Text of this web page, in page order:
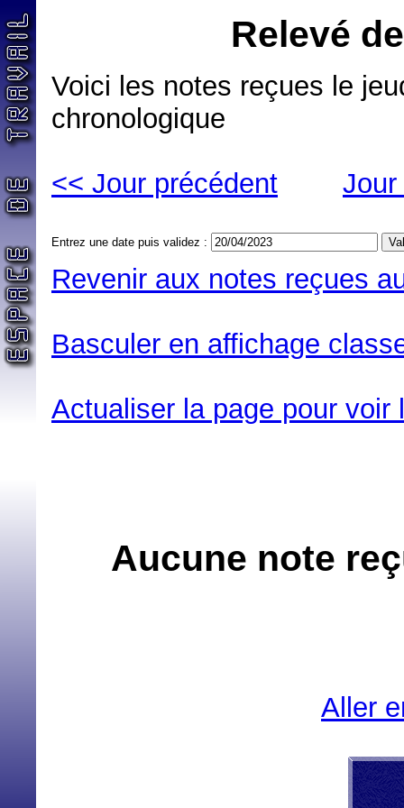
Relevé
Voici les notes reçues le
chronologique
<< Jour précédent
Entrez une date puis validez :
Revenir aux notes reçues
Basculer en affichage
Actualiser la page pour
Aucune note
Aller